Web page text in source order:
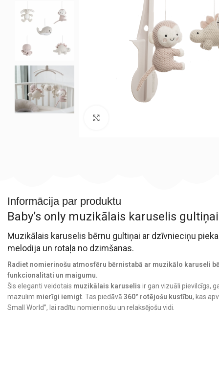
Informācija par produktu
Baby’s only muzikālais karuselis
Muzikālais karuselis bērnu gultiņai ar dzīvnieciņu
melodija un rotaļa no dzimšanas.
Radiet nomierinošu atmosfēru bērnistabā ar muzikālo karuseli
funkcionalitāti un maigumu.
Šis eleganti veidotais muzikālais karuselis ir gan vizuāli pievilcīgs,
mazulim mierīgi iemigt . Tas piedāvā 360° rotējošu kustību, kas
Small World”, lai radītu nomierinošu un relaksējošu vidi.